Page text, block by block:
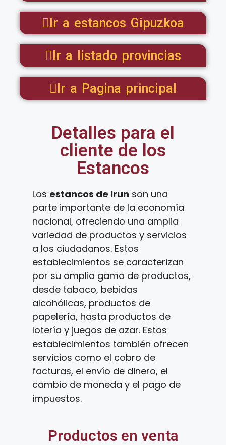
Ir a estancos Gipuzkoa
Ir a listado provincias
Ir a Pagina principal
Detalles para el
cliente de los
Estancos
Los estancos de Irun son una
parte importante de la economía
nacional, ofreciendo una amplia
variedad de productos y servicios
a los ciudadanos. Estos
establecimientos se caracterizan
por su amplia gama de productos,
desde tabaco, bebidas
alcohólicas, productos de
papelería, hasta productos de
lotería y juegos de azar. Estos
establecimientos también ofrecen
servicios como el cobro de
facturas, el envío de dinero, el
cambio de moneda y el pago de
impuestos.
Productos en venta